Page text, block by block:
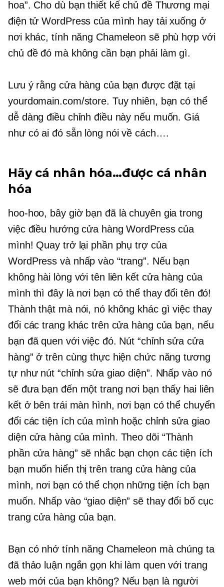
hoa”. Cho dù bạn thiết kế chủ đề Thương mại
điện tử WordPress của mình hay tải xuống ở
nơi khác, tính năng Chameleon sẽ phù hợp với
chủ đề đó mà không cần bạn phải làm gì.
Lưu ý rằng cửa hàng của bạn được đặt tại
yourdomain.com/store. Tuy nhiên, bạn có thể
dễ dàng điều chỉnh điều này nếu muốn. Giá
như có ai đó sẵn lòng nói về cách….
Hãy cá nhân hóa…được cá nhân
hóa
hoo-hoo, bây giờ bạn đã là chuyên gia trong
việc điều hướng cửa hàng WordPress của
mình! Quay trở lại phần phụ trợ của
WordPress và nhấp vào “trang”. Nếu bạn
không hài lòng với tên liên kết cửa hàng của
mình thì đây là nơi bạn có thể thay đổi tên đó!
Thành thật mà nói, nó không khác gì việc thay
đổi các trang khác trên cửa hàng của bạn, nếu
bạn đã quen với việc đó. Nút “chỉnh sửa cửa
hàng” ở trên cùng thực hiện chức năng tương
tự như nút “chỉnh sửa giao diện”. Nhấp vào nó
sẽ đưa bạn đến một trang nơi bạn thấy hai liên
kết ở bên trái màn hình, nơi bạn có thể chuyển
đổi các tiện ích của mình hoặc chỉnh sửa giao
diện cửa hàng của mình. Theo dõi “Thành
phần cửa hàng” sẽ nhắc bạn chọn các tiện ích
bạn muốn hiển thị trên trang cửa hàng của
mình, nơi bạn có thể chọn những tiện ích bạn
muốn. Nhấp vào “giao diện” sẽ thay đổi bố cục
trang cửa hàng của bạn.
Bạn có nhớ tính năng Chameleon mà chúng ta
đã thảo luận ngắn gọn khi làm quen với trang
web mới của bạn không? Nếu bạn là người